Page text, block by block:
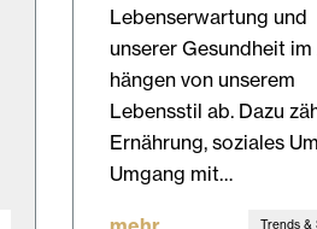
Lebenserwartung und
unserer Gesundheit
hängen von unserem
Lebensstil ab. Dazu
Ernährung, soziales
Umgang mit…
Trends &